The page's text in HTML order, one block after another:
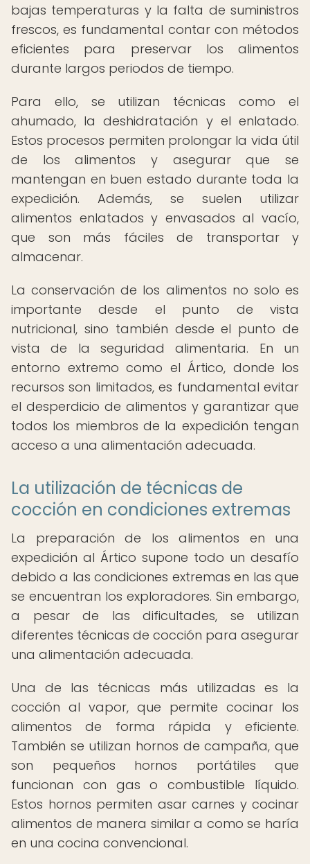
bajas temperaturas y la falta de suministros
frescos, es fundamental contar con métodos
eficientes para preservar los alimentos
durante largos periodos de tiempo.
Para ello, se utilizan técnicas como el
ahumado, la deshidratación y el enlatado.
Estos procesos permiten prolongar la vida útil
de los alimentos y asegurar que se
mantengan en buen estado durante toda la
expedición. Además, se suelen utilizar
alimentos enlatados y envasados al vacío,
que son más fáciles de transportar y
almacenar.
La conservación de los alimentos no solo es
importante desde el punto de vista
nutricional, sino también desde el punto de
vista de la seguridad alimentaria. En un
entorno extremo como el Ártico, donde los
recursos son limitados, es fundamental evitar
el desperdicio de alimentos y garantizar que
todos los miembros de la expedición tengan
acceso a una alimentación adecuada.
La utilización de técnicas de
cocción en condiciones extremas
La preparación de los alimentos en una
expedición al Ártico supone todo un desafío
debido a las condiciones extremas en las que
se encuentran los exploradores. Sin embargo,
a pesar de las dificultades, se utilizan
diferentes técnicas de cocción para asegurar
una alimentación adecuada.
Una de las técnicas más utilizadas es la
cocción al vapor, que permite cocinar los
alimentos de forma rápida y eficiente.
También se utilizan hornos de campaña, que
son pequeños hornos portátiles que
funcionan con gas o combustible líquido.
Estos hornos permiten asar carnes y cocinar
alimentos de manera similar a como se haría
en una cocina convencional.